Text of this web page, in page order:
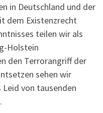
in Deutschland und der
dem Existenzrecht
teilen wir als
Holstein
den Terrorangriff der
sehen wir
von tausenden